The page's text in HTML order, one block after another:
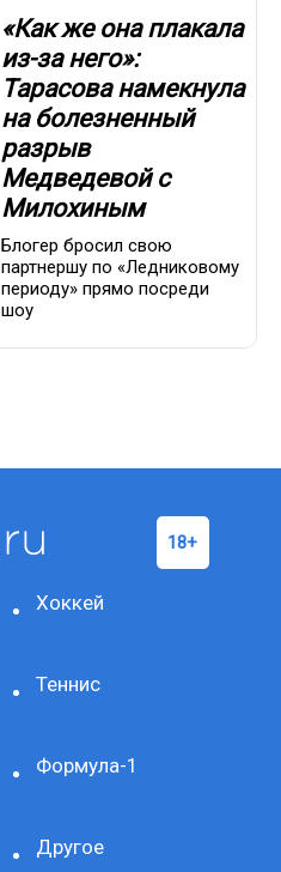
«Как же она плакала
из-за него»:
Тарасова намекнула
на болезненный
разрыв
Медведевой с
Милохиным
Блогер бросил свою
партнершу по «Ледниковому
периоду» прямо посреди
шоу
Хоккей
Теннис
Формула-1
Другое